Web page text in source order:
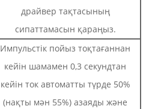
драйвер тақтасының
сипаттамасын қараңыз.
Импульстік пойыз тоқтағаннан
кейін шамамен 0,3 секундтан
кейін ток автоматты түрде 50%
(нақты мән 55%) азаяды және